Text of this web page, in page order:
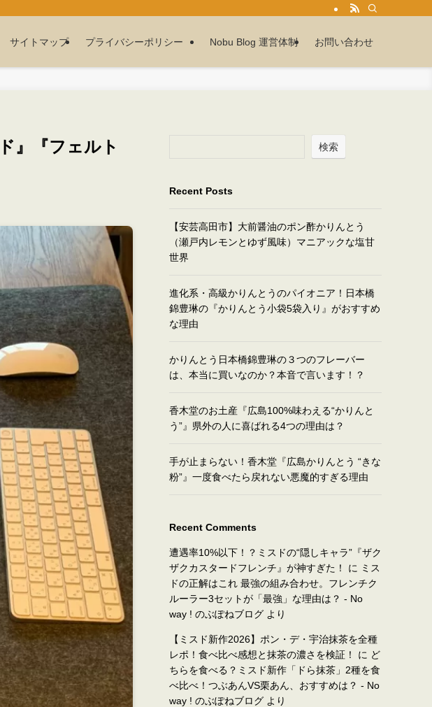
サイトマップ プライバシーポリシー Nobu Blog 運営体制 お問い合わせ
』『フェルト
検索
Recent Posts
【安芸高田市】大前醤油のポン酢かりんとう
（瀬戸内レモンとゆず風味）マニアックな塩甘
世界
進化系・高級かりんとうのパイオニア！日本橋
錦豊琳の『かりんとう小袋5袋入り』がおすすめ
な理由
かりんとう日本橋錦豊琳の３つのフレーバー
は、本当に買いなのか？本音で言います！？
香木堂のお土産『広島100%味わえる“かりんと
う”』県外の人に喜ばれる4つの理由は？
手が止まらない！香木堂『広島かりんとう “きな
粉”』一度食べたら戻れない悪魔的すぎる理由
Recent Comments
遭遇率10%以下！？ミスドの“隠しキャラ”『ザク
ザクカスタードフレンチ』が神すぎた！
に ミス
ドの正解はこれ 最強の組み合わせ。フレンチク
ルーラー3セットが「最強」な理由は？ - No
way ! のぶぽねブログ より
【ミスド新作2026】ポン・デ・宇治抹茶を全種
レポ！食べ比べ感想と抹茶の濃さを検証！
に ど
ちらを食べる？ミスド新作「ドら抹茶」2種を食
べ比べ！つぶあんVS栗あん、おすすめは？ - No
way ! のぶぽねブログ より